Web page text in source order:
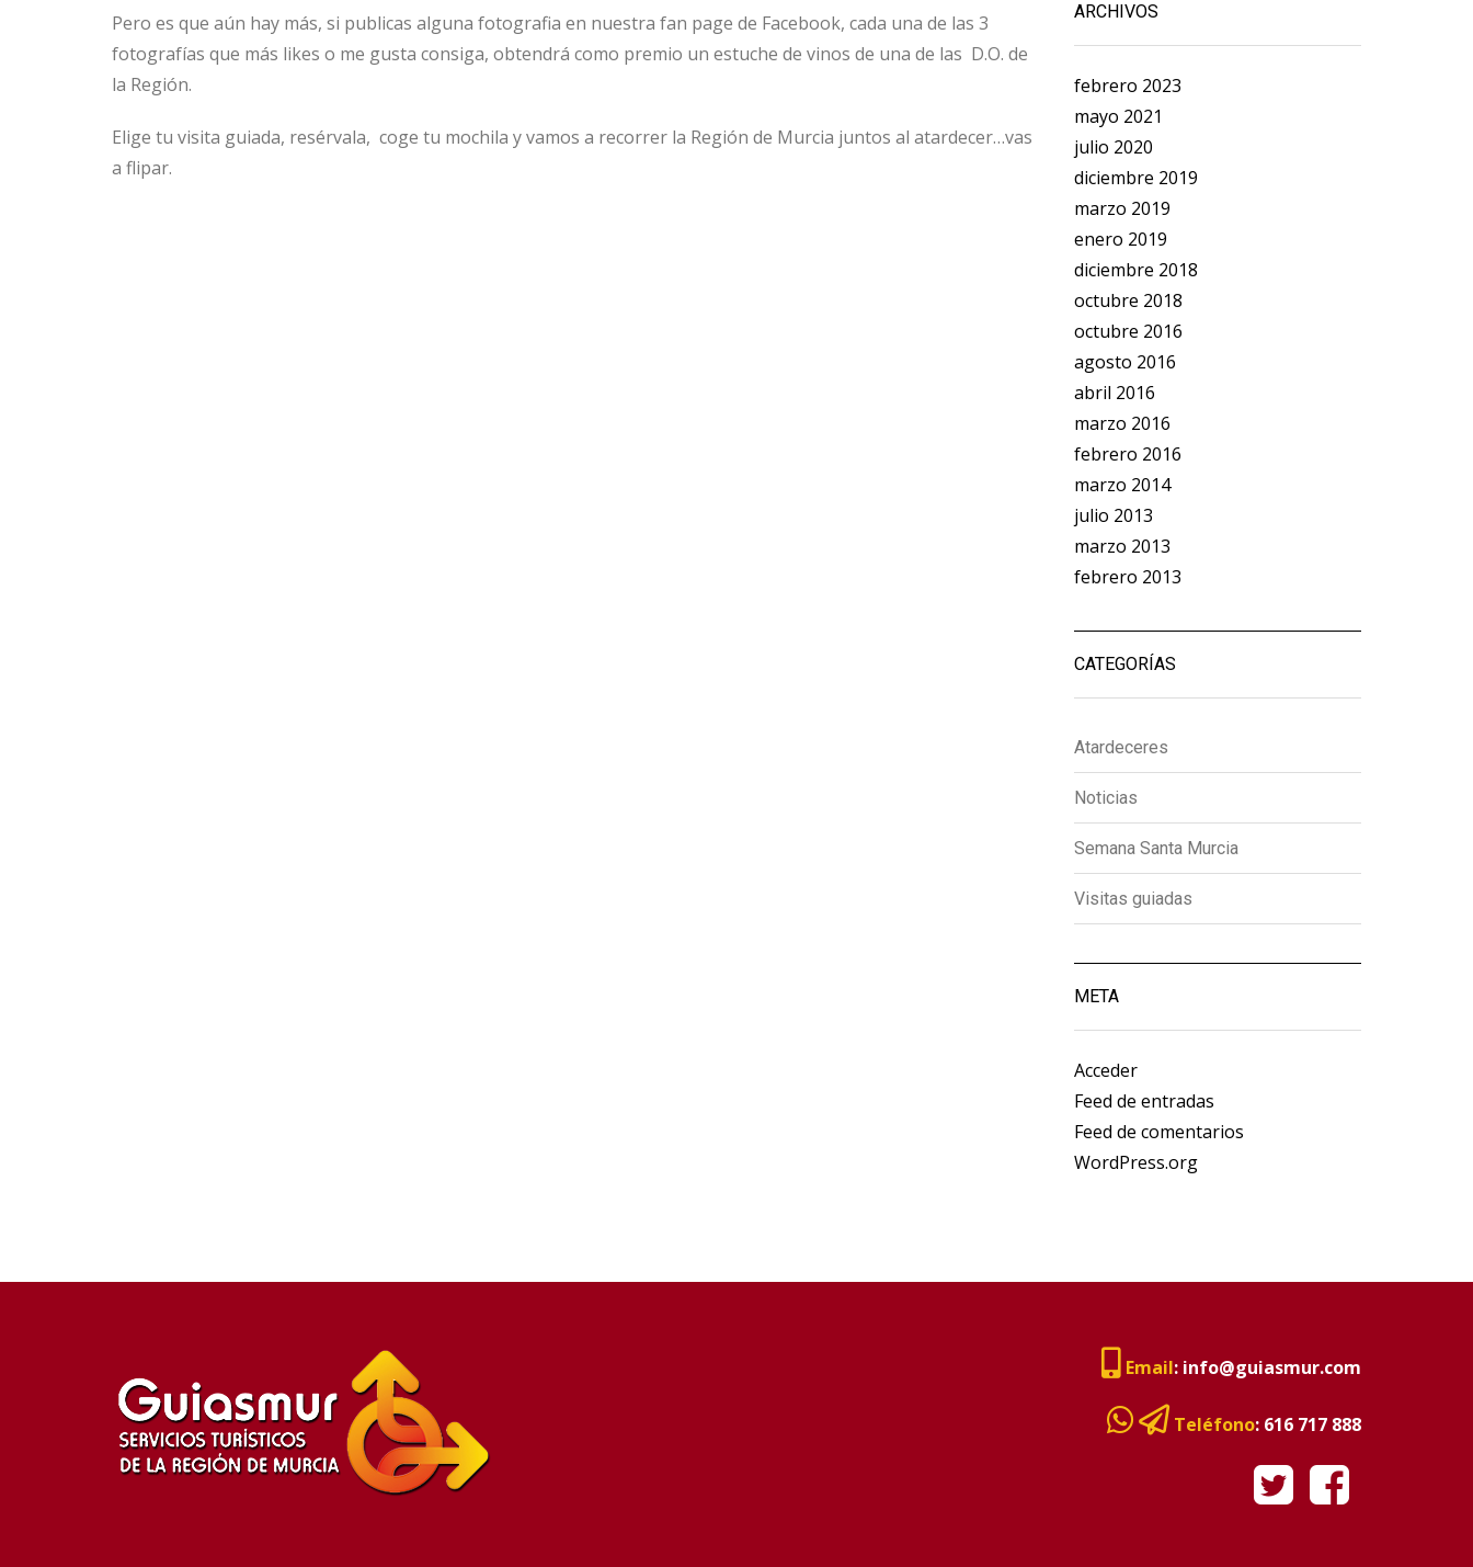
Pero es que aún hay más, si publicas alguna fotografia en nuestra fan page de Facebook, cada una de las 3
fotografías que más likes o me gusta consiga, obtendrá como premio un estuche de vinos de una de las D.O. de
la Región.
Elige tu visita guiada, resérvala, coge tu mochila y vamos a recorrer la Región de Murcia juntos al atardecer…vas
a flipar.
ARCHIVOS
febrero 2023
mayo 2021
julio 2020
diciembre 2019
marzo 2019
enero 2019
diciembre 2018
octubre 2018
octubre 2016
agosto 2016
abril 2016
marzo 2016
febrero 2016
marzo 2014
julio 2013
marzo 2013
febrero 2013
CATEGORÍAS
Atardeceres
Noticias
Semana Santa Murcia
Visitas guiadas
META
Acceder
Feed de entradas
Feed de comentarios
WordPress.org
Email: info@guiasmur.com
Teléfono: 616 717 888